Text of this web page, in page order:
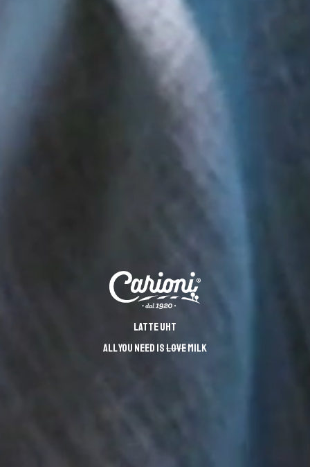
LATTE UHT
ALL YOU NEED ISLOVEMILK